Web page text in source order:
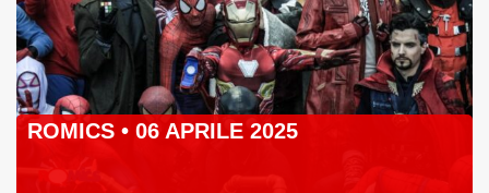
ROMICS • 06 APRILE 2025